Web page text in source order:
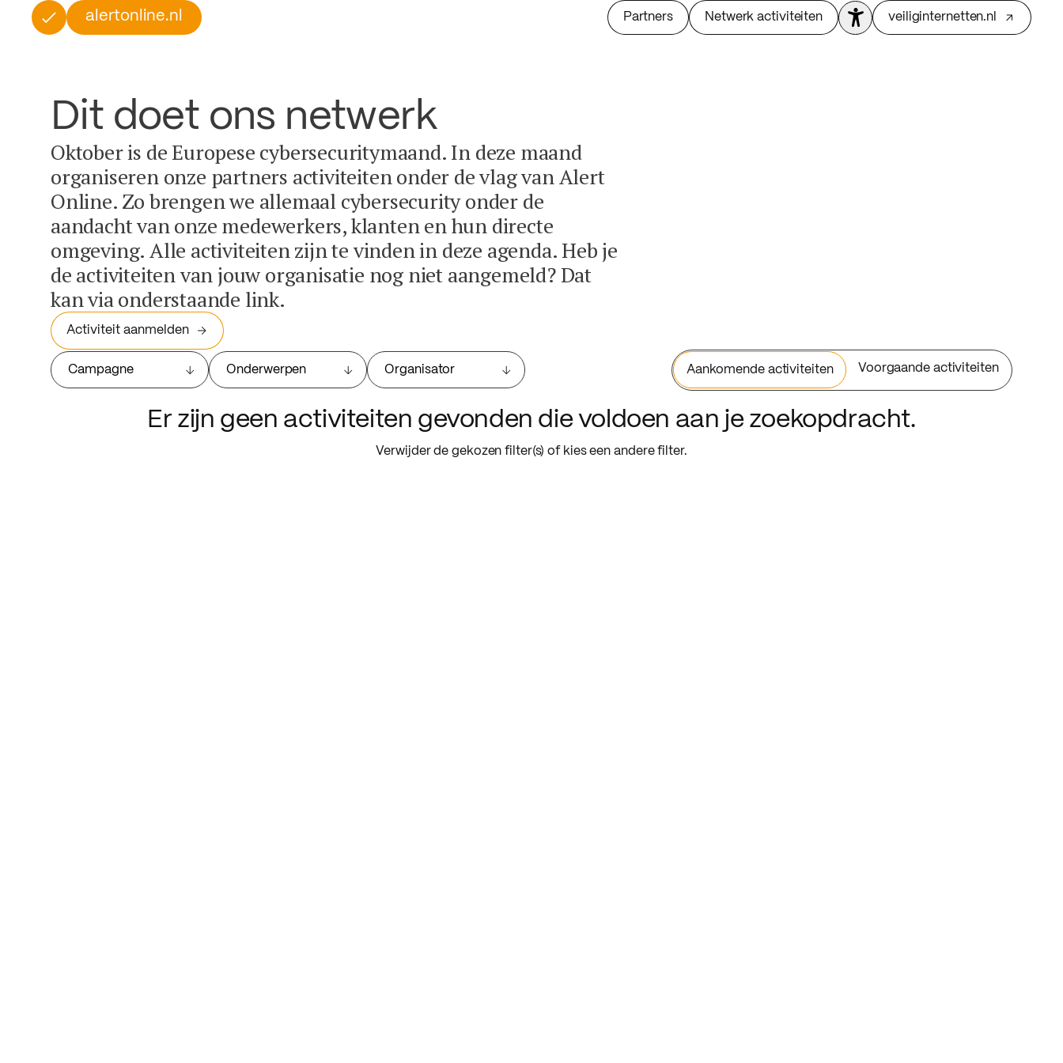
alertonline.nl Partners Netwerk activiteiten veiliginternetten.nl
Dit doet ons netwerk
Oktober is de Europese cybersecuritymaand. In deze maand
organiseren onze partners activiteiten onder de vlag van Alert
Online. Zo brengen we allemaal cybersecurity onder de
aandacht van onze medewerkers, klanten en hun directe
omgeving. Alle activiteiten zijn te vinden in deze agenda. Heb je
de activiteiten van jouw organisatie nog niet aangemeld? Dat
kan via onderstaande link.
Activiteit aanmelden
Campagne Onderwerpen Organisator Aankomende activiteiten Voorgaande activiteiten
Er zijn geen activiteiten gevonden die voldoen aan je zoekopdracht.
Verwijder de gekozen filter(s) of kies een andere filter.